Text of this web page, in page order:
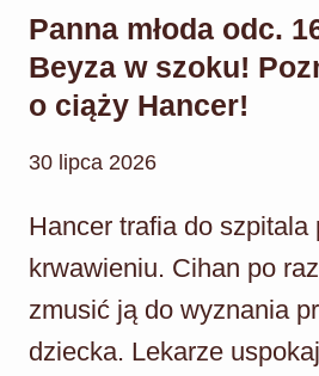
Panna młoda odc.
Beyza w szoku!
o ciąży Hancer!
30 lipca 2026
Hancer trafia do szpitala
krwawieniu. Cihan po
zmusić ją do wyznania
dziecka. Lekarze